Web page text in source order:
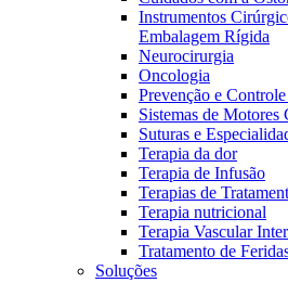
Instrumentos
Embalagem Rígida
Neurocirurgia
Oncologia
Prevenção e
Sistemas de Motores
Suturas e
Terapia da dor
Terapia de Infusão
Terapias de
Terapia nutricional
Terapia Vascular
Tratamento de
Soluções